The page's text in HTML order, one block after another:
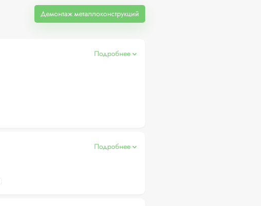
Демонтаж металлоконструкций
Подробнее
Подробнее